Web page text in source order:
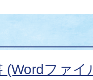
(Wordファイ